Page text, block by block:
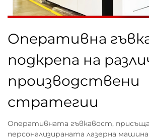
Оперативна
подкрепа на
производствени
стратегии
Оперативната гъвкавост,
персонализираната лазерна машина